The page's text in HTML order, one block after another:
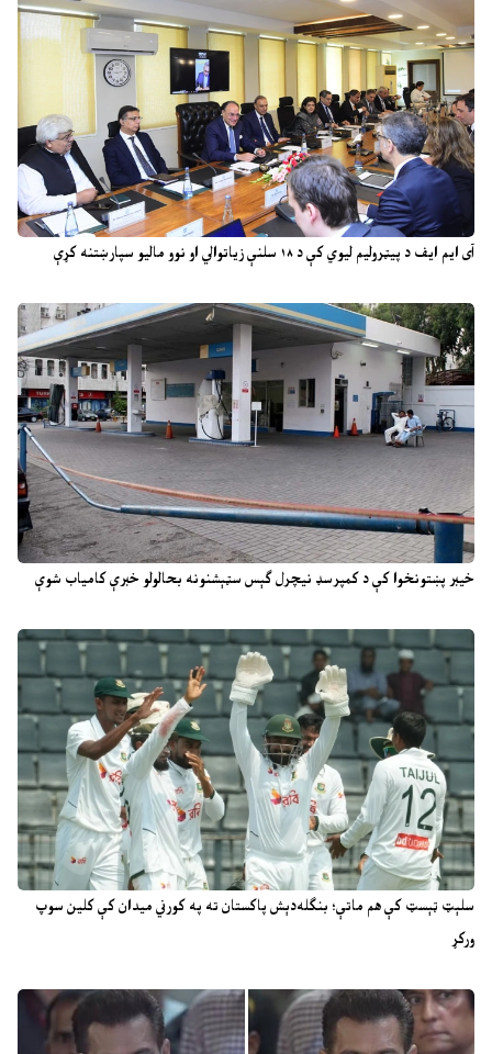
آی ایم ایف د پیټرولیم لیوي کې د ۱۸ سلنې زیاتوالي او نوو مالیو سپارښتنه کړې
خیبر پښتونخوا کې د کمپرسډ نیچرل ګېس سټېشنونه بحالولو خبرې کامیاب شوې
سلېټ ټېسټ کې هم ماتې؛ بنګله‌دېش پاکستان ته په کورني میدان کې کلین سوپ
ورکړ